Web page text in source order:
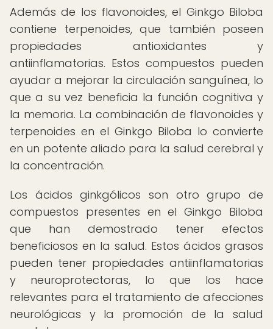
Además de los flavonoides, el Ginkgo Biloba
contiene terpenoides, que también poseen
propiedades antioxidantes y
antiinflamatorias. Estos compuestos pueden
ayudar a mejorar la circulación sanguínea, lo
que a su vez beneficia la función cognitiva y
la memoria. La combinación de flavonoides y
terpenoides en el Ginkgo Biloba lo convierte
en un potente aliado para la salud cerebral y
la concentración.
Los ácidos ginkgólicos son otro grupo de
compuestos presentes en el Ginkgo Biloba
que han demostrado tener efectos
beneficiosos en la salud. Estos ácidos grasos
pueden tener propiedades antiinflamatorias
y neuroprotectoras, lo que los hace
relevantes para el tratamiento de afecciones
neurológicas y la promoción de la salud